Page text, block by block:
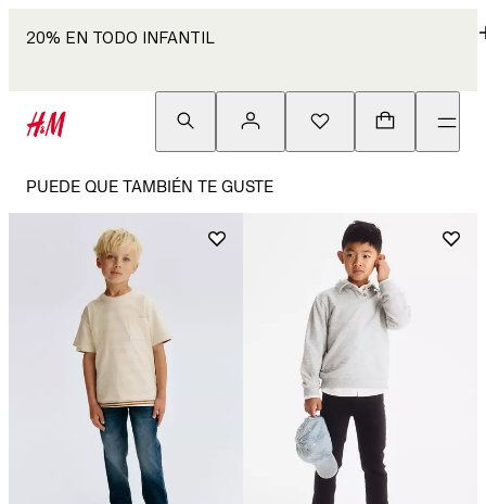
20% EN TODO INFANTIL
PUEDE QUE TAMBIÉN TE GUSTE